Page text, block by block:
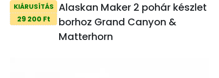
KIÁRUSÍTÁS
29 200 Ft
Alaskan Maker 2 pohár készlet
borhoz Grand Canyon &
Matterhorn